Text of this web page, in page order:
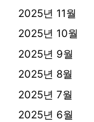
2025년 11월
2025년 10월
2025년 9월
2025년 8월
2025년 7월
2025년 6월